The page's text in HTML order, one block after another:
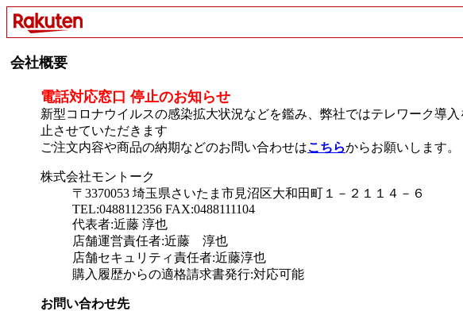
会社概要
電話対応窓口 停止のお知らせ
新型コロナウイルスの感染拡大状況などを鑑み、弊社ではテレワーク導
止させていただきます
ご注文内容や商品の納期などのお問い合わせはこちらからお願いします。
株式会社モントーク
〒3370053 埼玉県さいたま市見沼区大和田町１－２１１４－６
TEL:0488112356 FAX:0488111104
代表者:近藤 淳也
店舗運営責任者:近藤 淳也
店舗セキュリティ責任者:近藤淳也
購入履歴からの適格請求書発行:対応可能
お問い合わせ先